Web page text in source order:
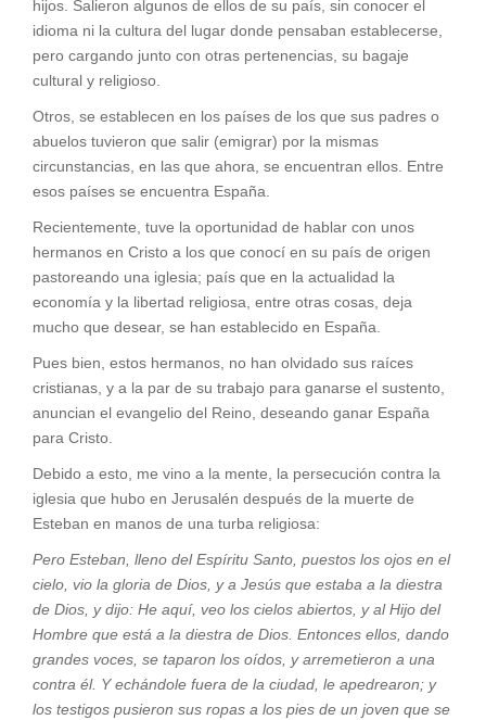
hijos. Salieron algunos de ellos de su país, sin conocer el
idioma ni la cultura del lugar donde pensaban establecerse,
pero cargando junto con otras pertenencias, su bagaje
cultural y religioso.
Otros, se establecen en los países de los que sus padres o
abuelos tuvieron que salir (emigrar) por la mismas
circunstancias, en las que ahora, se encuentran ellos. Entre
esos países se encuentra España.
Recientemente, tuve la oportunidad de hablar con unos
hermanos en Cristo a los que conocí en su país de origen
pastoreando una iglesia; país que en la actualidad la
economía y la libertad religiosa, entre otras cosas, deja
mucho que desear, se han establecido en España.
Pues bien, estos hermanos, no han olvidado sus raíces
cristianas, y a la par de su trabajo para ganarse el sustento,
anuncian el evangelio del Reino, deseando ganar España
para Cristo.
Debido a esto, me vino a la mente, la persecución contra la
iglesia que hubo en Jerusalén después de la muerte de
Esteban en manos de una turba religiosa:
Pero Esteban, lleno del Espíritu Santo, puestos los ojos en el
cielo, vio la gloria de Dios, y a Jesús que estaba a la diestra
de Dios, y dijo: He aquí, veo los cielos abiertos, y al Hijo del
Hombre que está a la diestra de Dios. Entonces ellos, dando
grandes voces, se taparon los oídos, y arremetieron a una
contra él. Y echándole fuera de la ciudad, le apedrearon; y
los testigos pusieron sus ropas a los pies de un joven que se